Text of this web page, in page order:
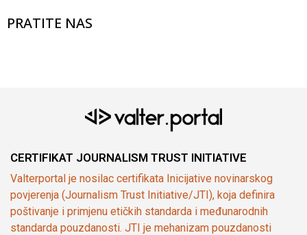
PRATITE NAS
CERTIFIKAT JOURNALISM TRUST INITIATIVE
Valterportal je nosilac certifikata Inicijative novinarskog
povjerenja (Journalism Trust Initiative/JTI), koja definira
poštivanje i primjenu etičkih standarda i međunarodnih
standarda pouzdanosti. JTI je mehanizam pouzdanosti